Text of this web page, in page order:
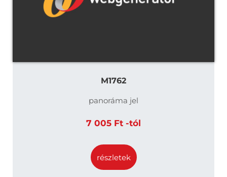
M1762
panoráma jel
7 005 Ft -tól
részletek